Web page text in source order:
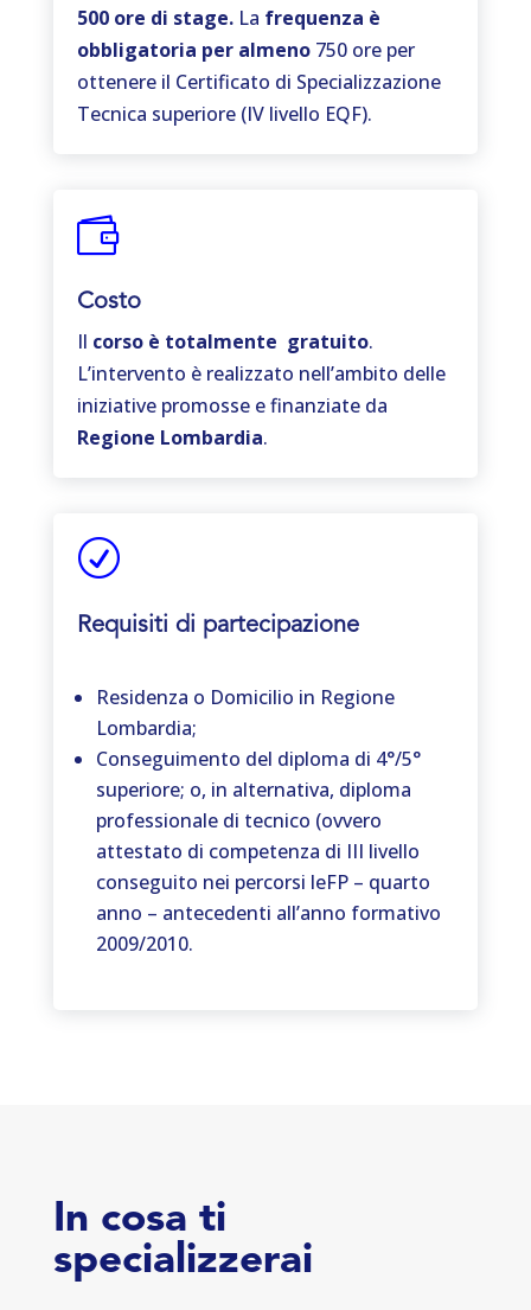
500 ore di stage. La frequenza è
obbligatoria per almeno 750 ore per
ottenere il Certificato di Specializzazione
Tecnica superiore (IV livello EQF).

Costo
Il corso è totalmente gratuito.
L’intervento è realizzato nell’ambito delle
iniziative promosse e finanziate da
Regione Lombardia.
R
Requisiti di partecipazione
Residenza o Domicilio in Regione
Lombardia;
Conseguimento del diploma di 4°/5°
superiore; o, in alternativa, diploma
professionale di tecnico (ovvero
attestato di competenza di III livello
conseguito nei percorsi leFP – quarto
anno – antecedenti all’anno formativo
2009/2010.
In cosa ti
specializzerai